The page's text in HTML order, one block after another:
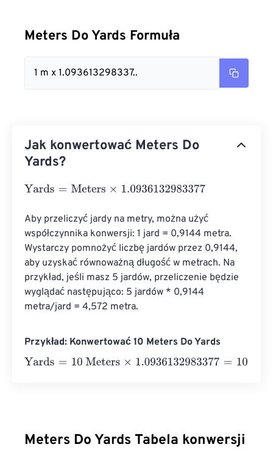
Meters Do Yards Formuła
1 m x 1.093613298337..
Jak konwertować Meters Do
Yards?
Yards= Meters×1.0936132983377
Aby przeliczyć jardy na metry, można użyć
współczynnika konwersji: 1 jard = 0,9144 metra.
Wystarczy pomnożyć liczbę jardów przez 0,9144,
aby uzyskać równoważną długość w metrach. Na
przykład, jeśli masz 5 jardów, przeliczenie będzie
wyglądać następująco: 5 jardów * 0,9144
metra/jard = 4,572 metra.
Przykład: Konwertować 10 Meters Do Yards
Yards= 10 Meters×1.0936132983377=10.936133 Yards
Meters Do Yards Tabela konwersji